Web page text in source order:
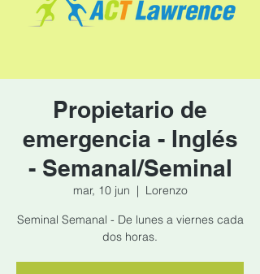
Propietario de
emergencia - Inglés
- Semanal/Seminal
mar, 10 jun
  |
Lorenzo
Seminal Semanal - De lunes a viernes cada
dos horas.